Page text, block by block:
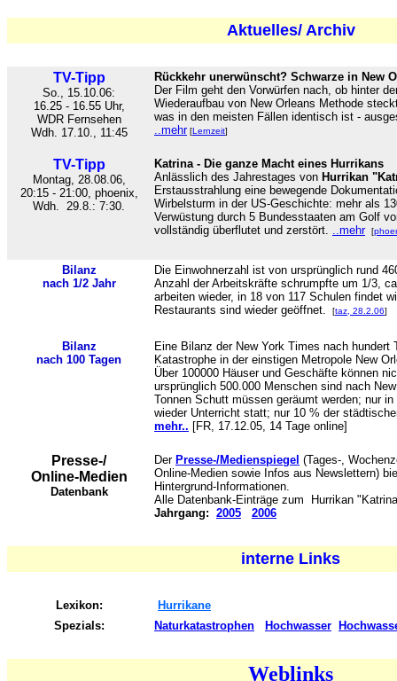
Aktuelles/ Archiv
TV-Tipp
So., 15.10.06:
16.25 - 16.55 Uhr,
WDR Fernsehen
Wdh. 17.10., 11:45
Rückkehr unerwünscht? Schwarze in New
Der Film geht den Vorwürfen nach, ob hinter
Wiederaufbau von New Orleans Methode
was in den meisten Fällen identisch ist -
..mehr[Lernzeit]
TV-Tipp
Montag, 28.08.06,
20:15 - 21:00, phoenix,
Wdh. 29.8.: 7:30.
Katrina - Die ganze Macht eines Hurrikans
Anlässlich des Jahrestages von Hurrikan
Erstausstrahlung eine bewegende
Wirbelsturm in der US-Geschichte: mehr als
Verwüstung durch 5 Bundesstaaten am Golf
vollständig überflutet und zerstört. ..mehr [
Bilanz
nach 1/2 Jahr
Die Einwohnerzahl ist von ursprünglich rund
Anzahl der Arbeitskräfte schrumpfte um 1/3,
arbeiten wieder, in 18 von 117 Schulen findet
Restaurants sind wieder geöffnet.
[taz, 28.2.06]
Bilanz
nach 100 Tagen
Eine Bilanz der New York Times nach hundert
Katastrophe in der einstigen Metropole New
Über 100000 Häuser und Geschäfte können
ursprünglich 500.000 Menschen sind nach
Tonnen Schutt müssen geräumt werden; nur
wieder Unterricht statt; nur 10 % der
mehr.. [FR, 17.12.05, 14 Tage online]
Presse-/
Online-Medien
Datenbank
Der Presse-/Medienspiegel (Tages-,
Online-Medien sowie Infos aus Newslettern)
Hintergrund-Informationen.
Alle Datenbank-Einträge zum
Hurrikan
Jahrgang: 2005 2006
interne Links
Lexikon:
Hurrikane
Spezials:
Naturkatastrophen Hochwasser
Weblinks